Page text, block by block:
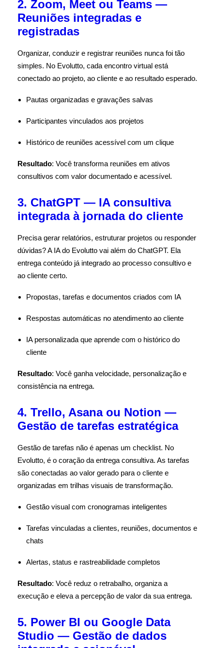
2. Zoom, Meet ou Teams —
Reuniões integradas e
registradas
Organizar, conduzir e registrar reuniões nunca foi tão
simples. No Evolutto, cada encontro virtual está
conectado ao projeto, ao cliente e ao resultado esperado.
Pautas organizadas e gravações salvas
Participantes vinculados aos projetos
Histórico de reuniões acessível com um clique
Resultado: Você transforma reuniões em ativos
consultivos com valor documentado e acessível.
3. ChatGPT — IA consultiva
integrada à jornada do cliente
Precisa gerar relatórios, estruturar projetos ou responder
dúvidas? A IA do Evolutto vai além do ChatGPT. Ela
entrega conteúdo já integrado ao processo consultivo e
ao cliente certo.
Propostas, tarefas e documentos criados com IA
Respostas automáticas no atendimento ao cliente
IA personalizada que aprende com o histórico do
cliente
Resultado: Você ganha velocidade, personalização e
consistência na entrega.
4. Trello, Asana ou Notion —
Gestão de tarefas estratégica
Gestão de tarefas não é apenas um checklist. No
Evolutto, é o coração da entrega consultiva. As tarefas
são conectadas ao valor gerado para o cliente e
organizadas em trilhas visuais de transformação.
Gestão visual com cronogramas inteligentes
Tarefas vinculadas a clientes, reuniões, documentos e
chats
Alertas, status e rastreabilidade completos
Resultado: Você reduz o retrabalho, organiza a
execução e eleva a percepção de valor da sua entrega.
5. Power BI ou Google Data
Studio — Gestão de dados